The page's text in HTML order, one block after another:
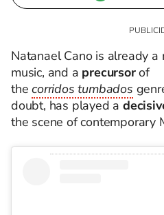
Natanael Cano is already a
music, and a precursorof
thecorridos tumbados
doubt, has played a
the scene of contemporary